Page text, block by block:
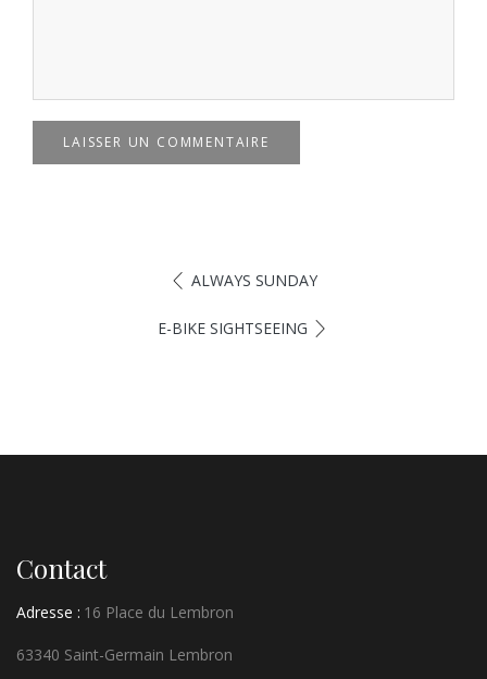
LAISSER UN COMMENTAIRE
ALWAYS SUNDAY
E-BIKE SIGHTSEEING
Contact
Adresse : 16 Place du Lembron
63340 Saint-Germain Lembron